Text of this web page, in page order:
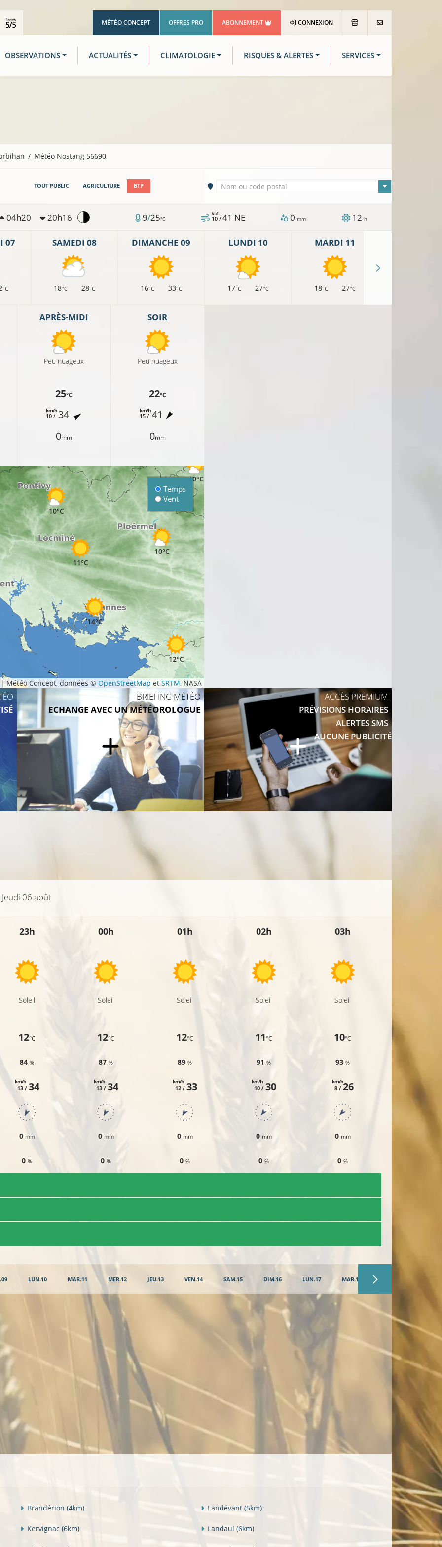
MÉTÉO CONCEPT OFFRES PRO ABONNEMENT CONNEXION
OBSERVATIONS ACTUALITÉS CLIMATOLOGIE RISQUES & ALERTES SERVICES
Météo Nostang 56690
TOUT PUBLIC AGRICULTURE BTP Ville sélectionnée
Nom ou code postal
04h20 20h16 9/25°C 10 /
km/h 41 NE 0 mm 12 h
07
°C
SAMEDI 08
18°C 28°C
DIMANCHE 09
16°C 33°C
LUNDI 10
17°C 27°C
MARDI 11
18°C 27°C
APRÈS-MIDI
Peu nuageux
25°C
10 /
km/h 34
0mm
SOIR
Peu nuageux
22°C
15 /
km/h41
0mm
11°C
15°C
10°C
10°C
12°C
14°C
10°C
11°C
13°C
13°C
14°C
Temps
Vent
|Météo Concept, données © OpenStreetMap et SRTM, NASA
BRIEFING MÉTÉO
ECHANGE AVEC UN MÉTÉOROLOGUE
ACCÈS PREMIUM
PRÉVISIONS HORAIRES
ALERTES SMS
AUCUNE PUBLICITÉ
Jeudi 06 août
23h
Soleil
12°C
84%
13 /
km/h 34
0 mm
0%
00h
Soleil
12°C
87%
13 /
km/h 34
0 mm
0%
01h
Soleil
12°C
89%
12 /
km/h 33
0 mm
0%
02h
Soleil
11°C
91%
10 /
km/h 30
0 mm
0%
03h
Soleil
10°C
93%
8 /
km/h26
0 mm
0%
25
LUN.10 MAR.11 MER.12 JEU.13 VEN.14 SAM.15 DIM.16 LUN.17 MAR.18
Brandérion (4km) Landévant (5km)
Kervignac (6km) Landaul (6km)